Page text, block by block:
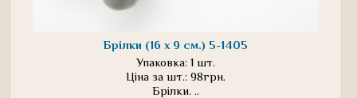
Брілки (16 х 9 см.) 5-1405
Упаковка: 1 шт.
Ціна за шт.: 98грн.
Брілки. ..